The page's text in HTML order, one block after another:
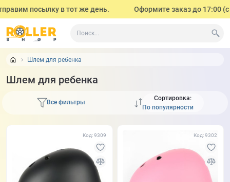
посылку в тот же день. Оформите заказ до 17:00 (с
Шлем для ребенка
Шлем для ребенка
Все фильтры
Сортировка:
Код: 9309 Код: 9302